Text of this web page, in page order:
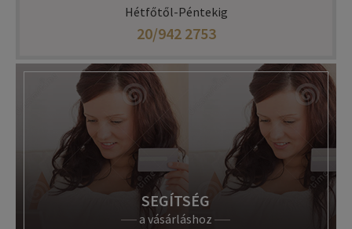
Hétfőtől-Péntekig
20/942 2753
SEGÍTSÉG
a vásárláshoz